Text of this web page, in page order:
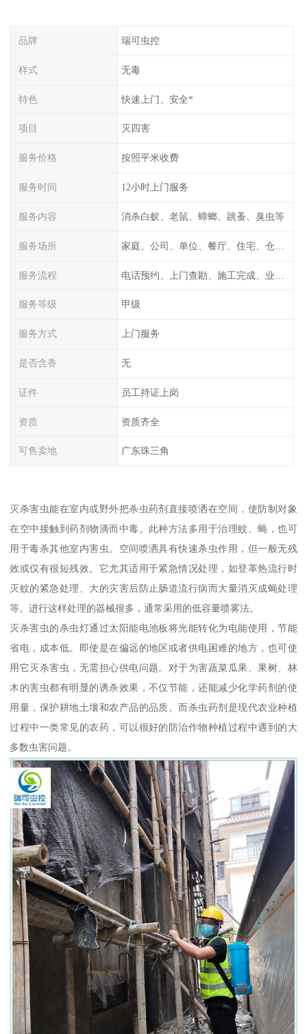
品牌 瑞可虫控
样式 无毒
特色 快速上门、安全*
项目 灭四害
服务价格 按照平米收费
服务时间 12小时上门服务
服务内容 消杀白蚁、老鼠、蟑螂、跳蚤、臭虫等
服务场所
服务流程
服务等级 甲级
服务方式 上门服务
是否含香 无
证件 员工持证上岗
资质 资质齐全
可售卖地 广东珠三角
灭杀害虫能在室内或野外把杀虫药剂直接喷洒在空间，使防制对象
在空中接触到药剂物滴而中毒。此种方法多用于治理蚊、蝇，也可
用于毒杀其他室内害虫。空间喷洒具有快速杀虫作用，但一般无残
效或仅有很短残效。它尤其适用于紧急情况处理，如登革热流行时
灭蚊的紧急处理、大的灾害后防止肠道流行病而大量消灭成蝇处理
等。进行这样处理的器械很多，通常采用的低容量喷雾法。
灭杀害虫的杀虫灯通过太阳能电池板将光能转化为电能使用，节能
省电，成本低。即使是在偏远的地区或者供电困难的地方，也可使
用它灭杀害虫，无需担心供电问题。对于为害蔬菜瓜果、果树、林
木的害虫都有明显的诱杀效果，不仅节能，还能减少化学药剂的使
用量，保护耕地土壤和农产品的品质。而杀虫药剂是现代农业种植
过程中一类常见的农药，可以很好的防治作物种植过程中遇到的大
多数虫害问题。